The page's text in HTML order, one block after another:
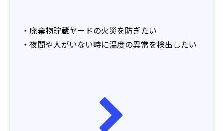
・廃棄物貯蔵ヤードの火災を防ぎたい
・夜間や人がいない時に温度の異常を検出したい